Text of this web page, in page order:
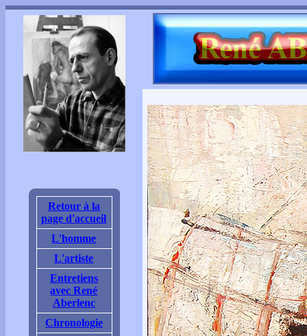
Retour à la
page d'accueil
L'homme
L'artiste
Entretiens
avec René
Aberlenc
Chronologie